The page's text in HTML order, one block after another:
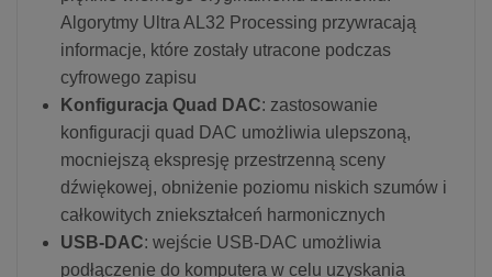
Algorytmy Ultra AL32 Processing przywracają
informacje, które zostały utracone podczas
cyfrowego zapisu
Konfiguracja Quad DAC: zastosowanie
konfiguracji quad DAC umożliwia ulepszoną,
mocniejszą ekspresję przestrzenną sceny
dźwiękowej, obniżenie poziomu niskich szumów i
całkowitych zniekształceń harmonicznych
USB-DAC: wejście USB-DAC umożliwia
podłączenie do komputera w celu uzyskania